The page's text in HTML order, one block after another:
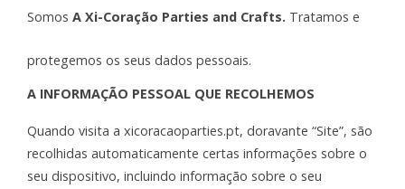
Somos A Xi-Coração Parties and Crafts. Tratamos e
protegemos os seus dados pessoais.
A INFORMAÇÃO PESSOAL QUE RECOLHEMOS
Quando visita a xicoracaoparties.pt, doravante “Site”, são
recolhidas automaticamente certas informações sobre o
seu dispositivo, incluindo informação sobre o seu